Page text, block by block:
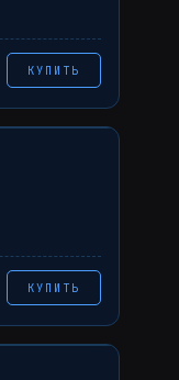
КУПИТЬ
КУПИТЬ